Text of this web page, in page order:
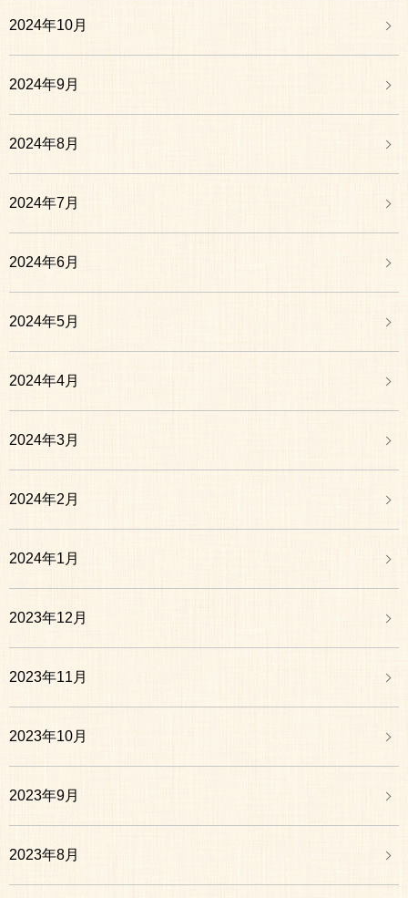
2024年10月
2024年9月
2024年8月
2024年7月
2024年6月
2024年5月
2024年4月
2024年3月
2024年2月
2024年1月
2023年12月
2023年11月
2023年10月
2023年9月
2023年8月